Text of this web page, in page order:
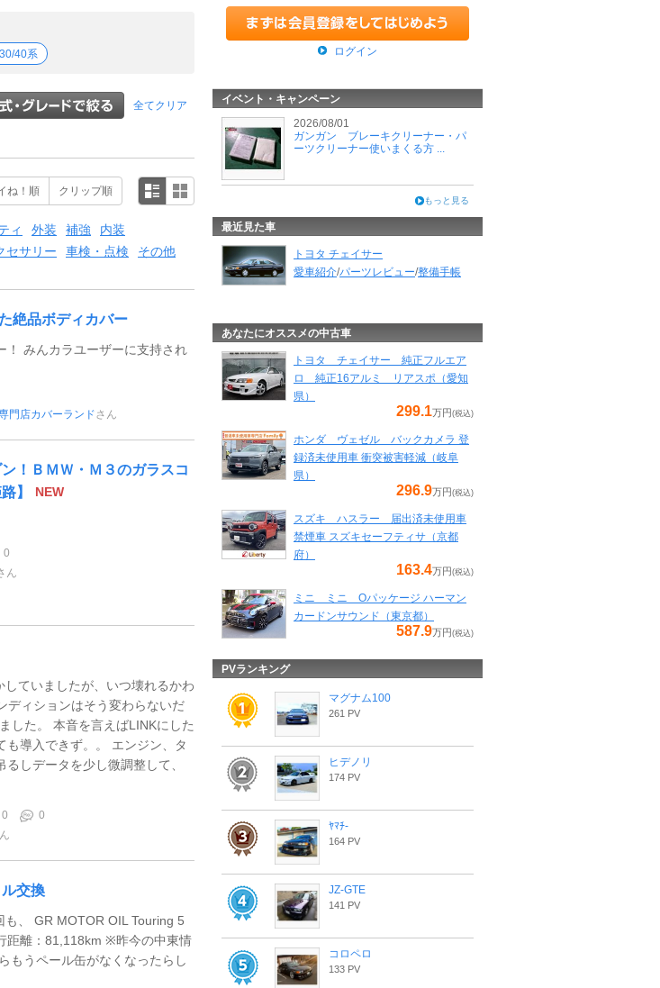
40系
全てクリア
ね！順 クリップ順
ィ 外装 補強
内装
セサリー 車検・点検 その他
絶品ボディカバー
！ みんカラユーザーに支持され
門店カバーランドさん
！ＢＭＷ・Ｍ３のガラスコ
】
NEW
0
ん
ていましたが、いつ壊れるかわ
ディションはそう変わらないだ
した。 本音を言えばLINKにした
も導入できず。。 エンジン、タ
しデータを少し微調整して、
0
0
ル交換
、 GR MOTOR OIL Touring 5
距離：81,118km ※昨今の中東情
もうペール缶がなくなったらし
ログイン
イベント・キャンペーン
2026/08/01
ガンガン ブレーキクリーナー・パ
ーツクリーナー使いまくる方 ...
もっと見る
最近見た車
トヨタ チェイサー
愛車紹介/パーツレビュー/整備手帳
あなたにオススメの中古車
トヨタ チェイサー 純正フルエア
ロ 純正16アルミ リアスポ（愛知
県）
299.1万円 (税込)
ホンダ ヴェゼル バックカメラ 登
録済未使用車 衝突被害軽減（岐阜
県）
296.9万円 (税込)
スズキ ハスラー 届出済未使用車
禁煙車 スズキセーフティサ（京都
府）
163.4万円 (税込)
ミニ ミニ Oパッケージ ハーマン
カードンサウンド（東京都）
587.9万円 (税込)
PVランキング
マグナム100
261 PV
ヒデノリ
174 PV
ﾔﾏﾁ-
164 PV
JZ-GTE
141 PV
コロペロ
133 PV